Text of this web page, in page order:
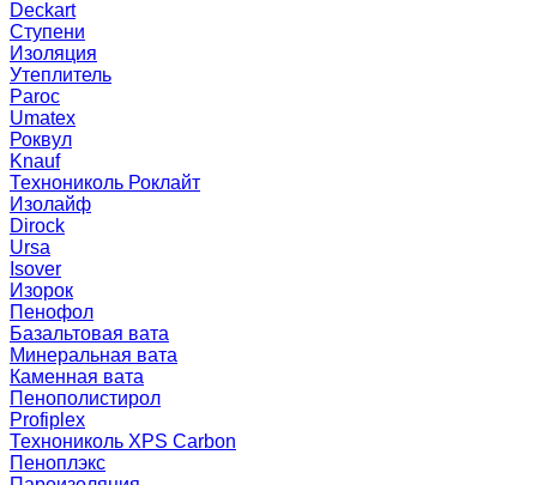
Deckart
Ступени
Изоляция
Утеплитель
Paroc
Umatex
Роквул
Knauf
Технониколь Роклайт
Изолайф
Dirock
Ursa
Isover
Изорок
Пенофол
Базальтовая вата
Минеральная вата
Каменная вата
Пенополистирол
Profiplex
Технониколь XPS Carbon
Пеноплэкс